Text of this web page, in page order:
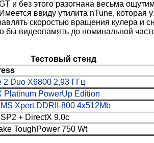
и без этого разогнана весьма
ввиду утилита nTune, которая
скоростью вращения кулера и
видеопамять до номинальной
Тестовый стенд
2 Duo X6800 2,93 ГГц
Platinum PowerUp Edition
Xpert DDRII-800 4x512Mb
+ DirectX 9.0c
ToughPower 750 Wt